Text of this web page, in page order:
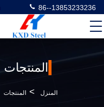
86--13853233236
المنتجات
المنزل > المنتجات